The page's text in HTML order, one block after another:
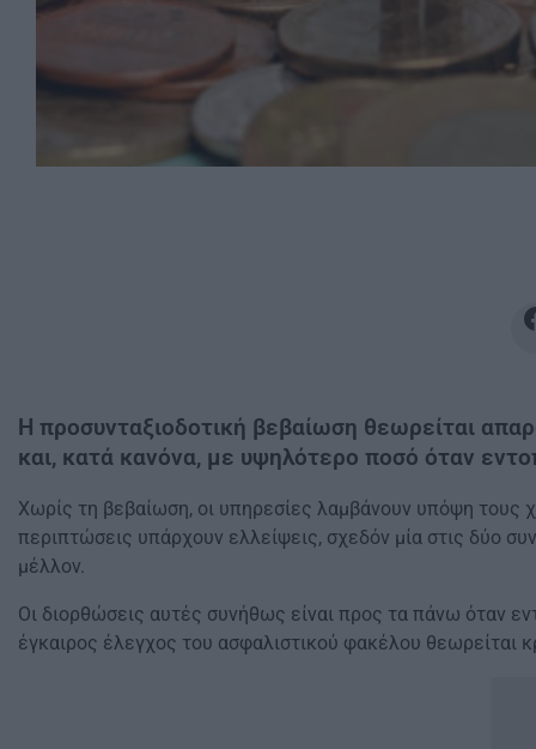
Η προσυνταξιοδοτική βεβαίωση θεωρείται
και, κατά κανόνα, με υψηλότερο ποσό όταν
Χωρίς τη βεβαίωση, οι υπηρεσίες λαμβάνουν υπόψη
περιπτώσεις υπάρχουν ελλείψεις, σχεδόν μία στις δύο
μέλλον.
Οι διορθώσεις αυτές συνήθως είναι προς τα πάνω όταν
έγκαιρος έλεγχος του ασφαλιστικού φακέλου θεωρείται